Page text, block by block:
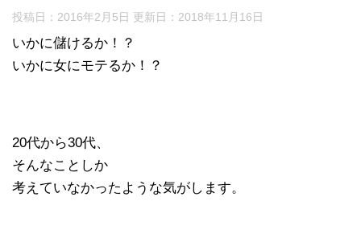
投稿日：2016年2月5日 更新日： 2018年11月16日
いかに儲けるか！？
いかに女にモテるか！？
20代から30代、
そんなことしか
考えていなかったような気がします。